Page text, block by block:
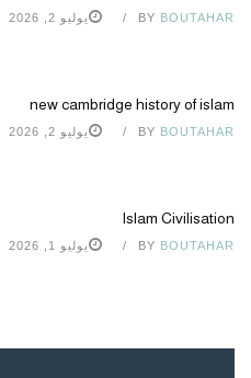
BY BOUTAHAR يوليو 2, 2026
new cambridge history of islam
BY BOUTAHAR يوليو 2, 2026
Islam Civilisation
BY BOUTAHAR يوليو 1, 2026